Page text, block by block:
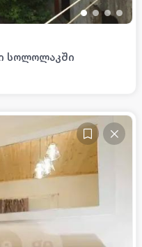
••••
სოლოლაკში